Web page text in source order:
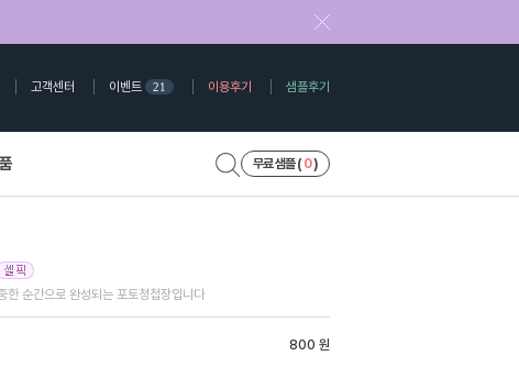
고객센터 이벤트 21 이용후기 샘플후기
무료 샘플 ( 0)
한 순간으로 완성되는 포토청첩장입니다
800 원